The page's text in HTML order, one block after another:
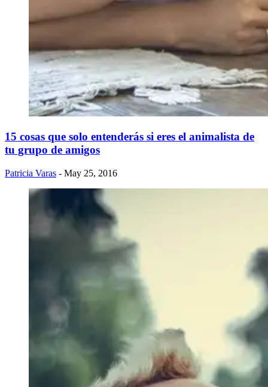
15 cosas que solo entenderás si eres el animalista de
tu grupo de amigos
Patricia Varas - May 25, 2016